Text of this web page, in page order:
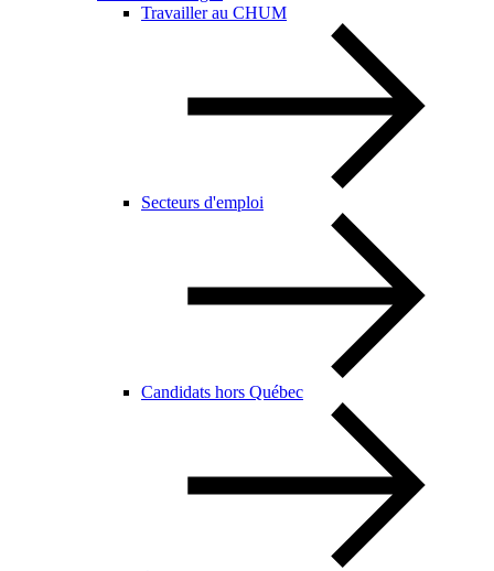
Travailler au CHUM
Secteurs d'emploi
Candidats hors Québec